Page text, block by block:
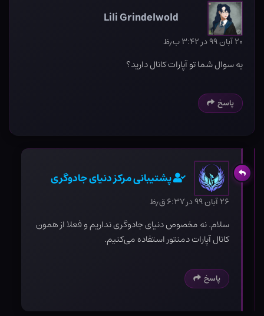
Lili Grindelwold
۲۰ آبان ۹۹ در ۳:۴۲ ب٫ظ
یه سوال شما تو آپارات کانال دارید؟
پاسخ
پشتیبانی مرکز دنیای جادوگری
۲۶ آبان ۹۹ در ۶:۳۷ ق٫ظ
سلام. نه مخصوص دنیای جادوگری نداریم و فعلا از همون
کانال آپارات دمنتور استفاده می‌کنیم.
پاسخ